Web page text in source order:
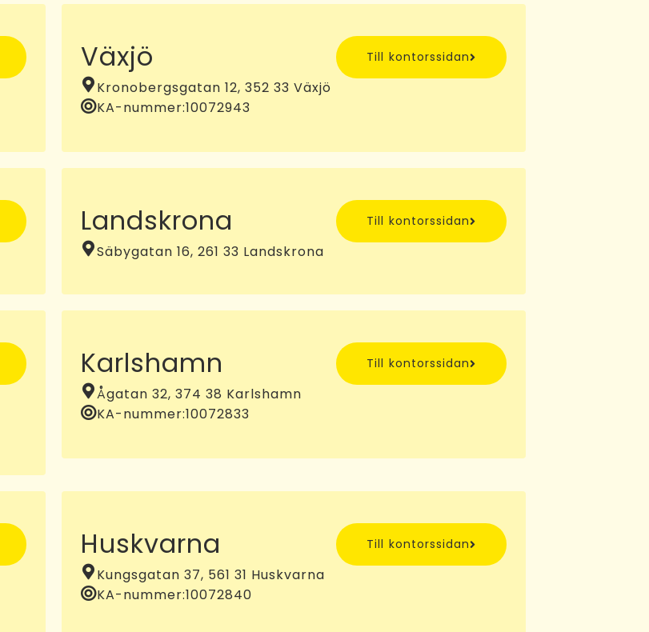
Växjö
Kronobergsgatan 12, 352 33 Växjö
KA-nummer:10072943
Till kontorssidan
Landskrona
Säbygatan 16, 261 33 Landskrona
Till kontorssidan
Karlshamn
Ågatan 32, 374 38 Karlshamn
KA-nummer:10072833
Till kontorssidan
Huskvarna
Kungsgatan 37, 561 31 Huskvarna
KA-nummer:10072840
Till kontorssidan